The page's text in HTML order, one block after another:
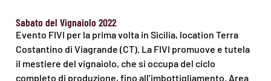
Sabato del Vignaiolo 2022
Evento FIVI per la prima volta in Sicilia, location Terra
Costantino di Viagrande (CT). La FIVI promuove e tutela
il mestiere del vignaiolo, che si occupa del ciclo
completo di produzione, fino all’imbottigliamento. Area